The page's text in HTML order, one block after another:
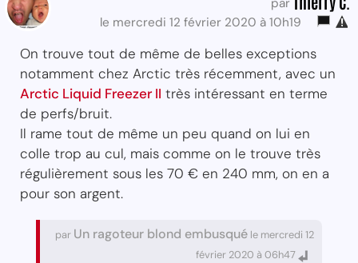
par
le mercredi 12 février 2020 à 10h19
On trouve tout de même de belles exceptions
notamment chez Arctic très récemment, avec un
Arctic Liquid Freezer II très intéressant en terme
de perfs/bruit.
Il rame tout de même un peu quand on lui en
colle trop au cul, mais comme on le trouve très
régulièrement sous les 70 € en 240 mm, on en a
pour son argent.
par Un ragoteur blond embusqué le mercredi 12
février 2020 à 06h47